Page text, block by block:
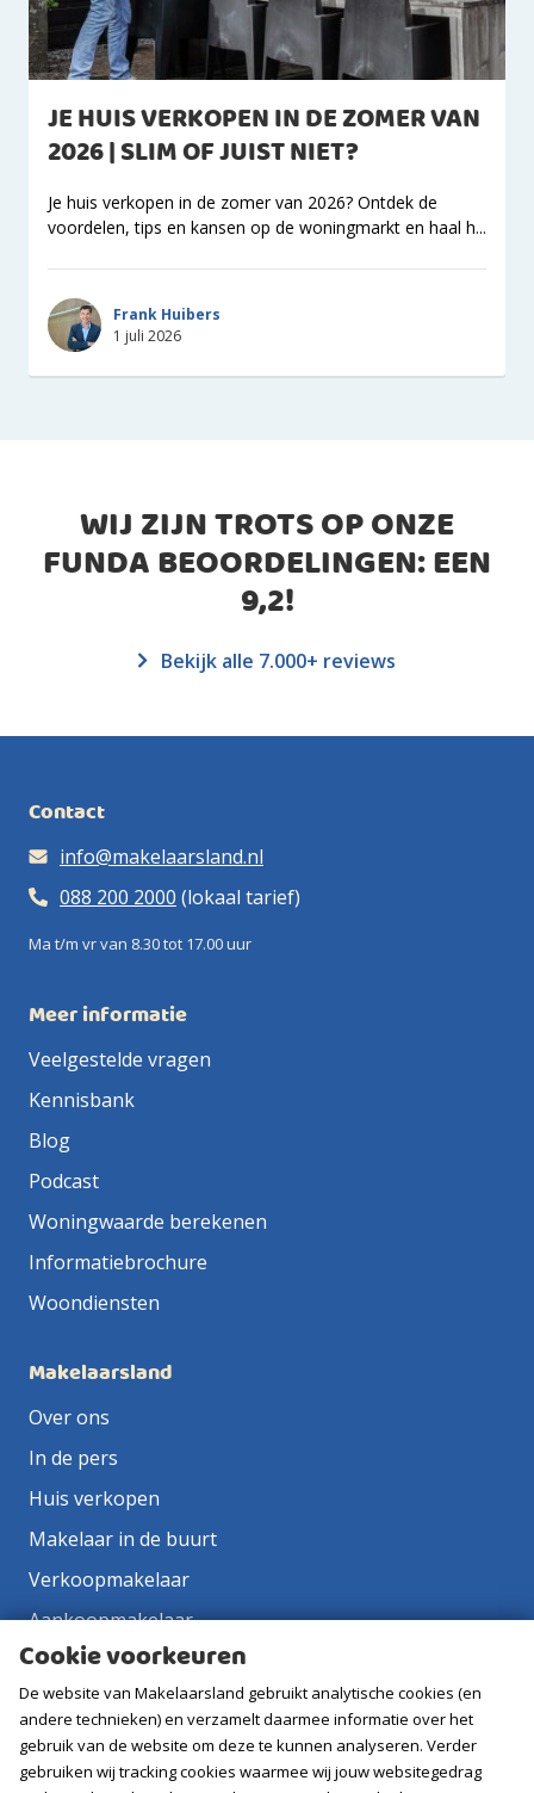
JE HUIS VERKOPEN IN DE ZOMER VAN
2026 | SLIM OF JUIST NIET?
Je huis verkopen in de zomer van 2026? Ontdek de
voordelen, tips en kansen op de woningmarkt en haal h...
Frank Huibers
1 juli 2026
WIJ ZIJN TROTS OP ONZE
FUNDA BEOORDELINGEN: EEN
9,2!
Bekijk alle 7.000+ reviews
Contact
info@makelaarsland.nl
088 200 2000 (lokaal tarief)
Ma t/m vr van 8.30 tot 17.00 uur
Meer informatie
Veelgestelde vragen
Kennisbank
Blog
Podcast
Woningwaarde berekenen
Informatiebrochure
Woondiensten
Makelaarsland
Over ons
In de pers
Huis verkopen
Makelaar in de buurt
Verkoopmakelaar
Aankoopmakelaar
Contact
Vacatures
Volg ons
Cookie voorkeuren
De website van Makelaarsland gebruikt analytische cookies (en
andere technieken) en verzamelt daarmee informatie over het
gebruik van de website om deze te kunnen analyseren. Verder
gebruiken wij tracking cookies waarmee wij jouw websitegedrag